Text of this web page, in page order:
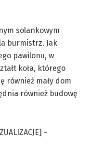
solankowym
burmistrz. Jak
pawilonu, w
koła, którego
również mały dom
również budowę